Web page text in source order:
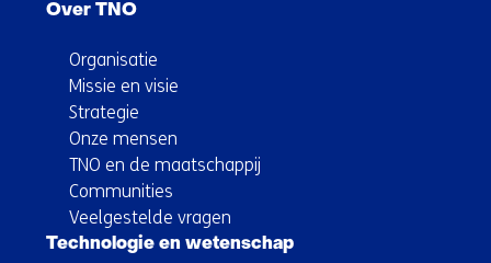
Over TNO
Organisatie
Missie en visie
Strategie
Onze mensen
TNO en de maatschappij
Communities
Veelgestelde vragen
Technologie en wetenschap